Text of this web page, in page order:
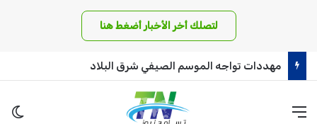
لتصلك أخر الأخبار أضغط هنا
مهددات تواجه الموسم الصيفي شرق البلاد
القائمة